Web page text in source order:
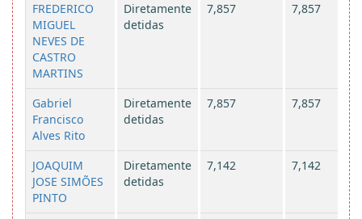
FREDERICO
MIGUEL
NEVES DE
CASTRO
MARTINS
Diretamente
detidas
7,857 7,857
Gabriel
Francisco
Alves Rito
Diretamente
detidas
7,857 7,857
JOAQUIM
JOSE SIMÕES
PINTO
Diretamente
detidas
7,142 7,142